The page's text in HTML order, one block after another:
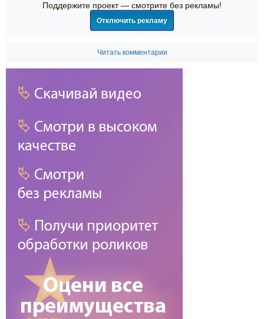
Поддержите проект — смотрите без рекламы!
Отключить рекламу
Читать комментарии